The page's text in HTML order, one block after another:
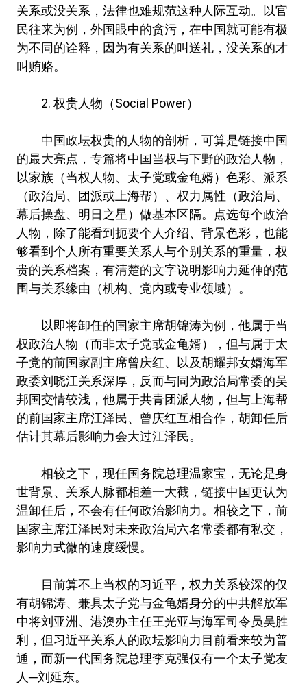
关系或没关系，法律也难规范这种人际互动。以官
民往来为例，外国眼中的贪污，在中国就可能有极
为不同的诠释，因为有关系的叫送礼，没关系的才
叫贿赂。
2. 权贵人物（Social Power）
中国政坛权贵的人物的剖析，可算是链接中国
的最大亮点，专篇将中国当权与下野的政治人物，
以家族（当权人物、太子党或金龟婿）色彩、派系
（政治局、团派或上海帮）、权力属性（政治局、
幕后操盘、明日之星）做基本区隔。点选每个政治
人物，除了能看到扼要个人介绍、背景色彩，也能
够看到个人所有重要关系人与个别关系的重量，权
贵的关系档案，有清楚的文字说明影响力延伸的范
围与关系缘由（机构、党内或专业领域）。
以即将卸任的国家主席胡锦涛为例，他属于当
权政治人物（而非太子党或金龟婿），但与属于太
子党的前国家副主席曾庆红、以及胡耀邦女婿海军
政委刘晓江关系深厚，反而与同为政治局常委的吴
邦国交情较浅，他属于共青团派人物，但与上海帮
的前国家主席江泽民、曾庆红互相合作，胡卸任后
估计其幕后影响力会大过江泽民。
相较之下，现任国务院总理温家宝，无论是身
世背景、关系人脉都相差一大截，链接中国更认为
温卸任后，不会有任何政治影响力。相较之下，前
国家主席江泽民对未来政治局六名常委都有私交，
影响力式微的速度缓慢。
目前算不上当权的习近平，权力关系较深的仅
有胡锦涛、兼具太子党与金龟婿身分的中共解放军
中将刘亚洲、港澳办主任王光亚与海军司令员吴胜
利，但习近平关系人的政坛影响力目前看来较为普
通，而新一代国务院总理李克强仅有一个太子党友
人─刘延东。